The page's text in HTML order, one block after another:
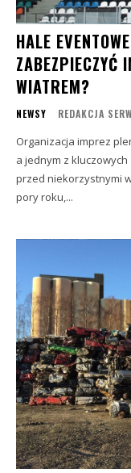
HALE
ZABEZPIECZYĆ
WIATREM?
NEWSY REDAKCJA
Organizacja imprez
a jednym z
przed niekorzystnymi
pory roku,...